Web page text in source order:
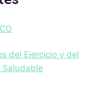
del Ejercicio y del
Saludable